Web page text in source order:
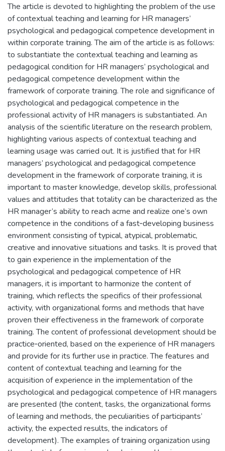
The article is devoted to highlighting the problem of the use
of contextual teaching and learning for HR managers’
psychological and pedagogical competence development in
within corporate training. The aim of the article is as follows:
to substantiate the contextual teaching and learning as
pedagogical condition for HR managers’ psychological and
pedagogical competence development within the
framework of corporate training. The role and significance of
psychological and pedagogical competence in the
professional activity of HR managers is substantiated. An
analysis of the scientific literature on the research problem,
highlighting various aspects of contextual teaching and
learning usage was carried out. It is justified that for HR
managers’ psychological and pedagogical competence
development in the framework of corporate training, it is
important to master knowledge, develop skills, professional
values and attitudes that totality can be characterized as the
HR manager’s ability to reach acme and realize one’s own
competence in the conditions of a fast‐developing business
environment consisting of typical, atypical, problematic,
creative and innovative situations and tasks. It is proved that
to gain experience in the implementation of the
psychological and pedagogical competence of HR
managers, it is important to harmonize the content of
training, which reflects the specifics of their professional
activity, with organizational forms and methods that have
proven their effectiveness in the framework of corporate
training. The content of professional development should be
practice‐oriented, based on the experience of HR managers
and provide for its further use in practice. The features and
content of contextual teaching and learning for the
acquisition of experience in the implementation of the
psychological and pedagogical competence of HR managers
are presented (the content, tasks, the organizational forms
of learning and methods, the peculiarities of participants’
activity, the expected results, the indicators of
development). The examples of training organization using